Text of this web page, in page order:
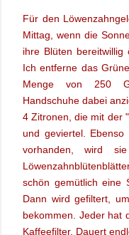
Für den
Mittag, wenn die
ihre Blüten bereitwillig
Ich entferne das
Menge von 250
Handschuhe dabei
4 Zitronen, die mit der
und geviertel.
vorhanden, wird
schön gemütlich eine
Dann wird gefiltert,
bekommen. Jeder hat
Kaffeefilter. Dauert